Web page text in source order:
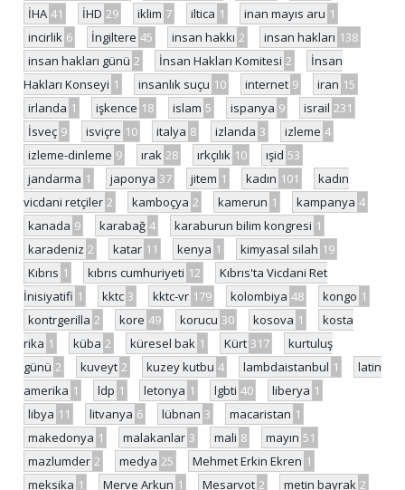
İHA 41 İHD 29 iklim 7 iltica 1 inan mayıs aru 1
incirlik 6 İngiltere 45 insan hakkı 2 insan hakları 138
insan hakları günü 2 İnsan Hakları Komitesi 2
İnsan
Hakları Konseyi 1 insanlık suçu 10 internet 9 iran 15
irlanda 1 işkence 18 islam 5 ispanya 9 israil 231
İsveç 9 isviçre 10 italya 8 izlanda 3 izleme 4
izleme-dinleme 9 ırak 28 ırkçılık 10 ışid 53
jandarma 1 japonya 37 jitem 1 kadın 101
kadın
vicdani retçiler 2 kamboçya 2 kamerun 1 kampanya 4
kanada 9 karabağ 4 karaburun bilim kongresi 1
karadeniz 2 katar 11 kenya 1 kimyasal silah 19
Kıbrıs 1 kıbrıs cumhuriyeti 12
Kıbrıs'ta Vicdani Ret
İnisiyatifi 1 kktc 3 kktc-vr 179 kolombiya 48 kongo 1
kontrgerilla 2 kore 49 korucu 30 kosova 1
kosta
rika 1 küba 2 küresel bak 1 Kürt 317
kurtuluş
günü 2 kuveyt 2 kuzey kutbu 4 lambdaistanbul 1
latin
amerika 1 ldp 1 letonya 1 lgbti 40 liberya 1
libya 11 litvanya 6 lübnan 3 macaristan 1
makedonya 1 malakanlar 3 mali 8 mayın 51
mazlumder 2 medya 25 Mehmet Erkin Ekren 1
meksika 1 Merve Arkun 1 Mesarvot 2 metin bayrak 2